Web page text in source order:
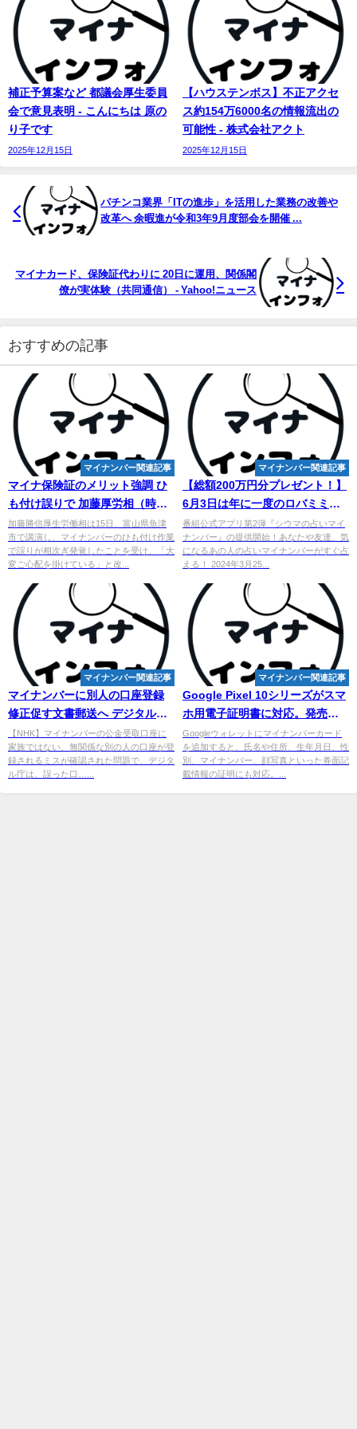
補正予算案など 都議会厚生委員
会で意見表明 - こんにちは 原の
り子です
2025年12月15日
【ハウステンボス】不正アクセ
ス約154万6000名の情報流出の
可能性 - 株式会社アクト
2025年12月15日
パチンコ業界「ITの進歩」を活用した業務の改善や
改革へ 余暇進が令和3年9月度部会を開催 ...
マイナカード、保険証代わりに 20日に運用、関係閣
僚が実体験（共同通信） - Yahoo!ニュース
おすすめの記事
マイナンバー関連記事
マイナ保険証のメリット強調 ひ
も付け誤りで 加藤厚労相（時事
通信） - Yahoo!ニュース
加藤勝信厚生労働相は15日、富山県魚津
市で講演し、マイナンバーのひも付け作業
で誤りが相次ぎ発覚したことを受け、「大
変ご心配を掛けている」と改...
マイナンバー関連記事
【総額200万円分プレゼント！】
6月3日は年に一度のロバミミの
日！お得な3大キャンペーン開
催！
番組公式アプリ第2弾『シウマの占いマイ
ナンバー』の提供開始！あなたや友達、気
になるあの人の占いマイナンバーがすぐ占
える！ 2024年3月25...
マイナンバー関連記事
マイナンバーに別人の口座登録
修正促す文書郵送へ デジタル庁 -
NHKニュース
【NHK】マイナンバーの公金受取口座に
家族ではない、無関係な別の人の口座が登
録されるミスが確認された問題で、デジタ
ル庁は、誤った口…...
マイナンバー関連記事
Google Pixel 10シリーズがスマ
ホ用電子証明書に対応。発売か
ら2ヶ月で
Googleウォレットにマイナンバーカード
を追加すると、氏名や住所、生年月日、性
別、マイナンバー、顔写真といった券面記
載情報の証明にも対応。...